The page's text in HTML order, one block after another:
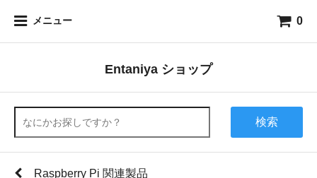
メニュー 0
Entaniya ショップ
検索
Raspberry Pi 関連製品